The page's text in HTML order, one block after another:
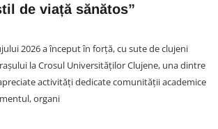
de viață sănătos”
2026 a început în forță, cu sute de clujeni
la Crosul Universităților Clujene, una dintre
activități dedicate comunității academice
organi